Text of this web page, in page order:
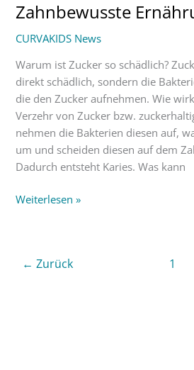
Zahnbewusste
CURVAKIDS News
Warum ist Zucker so schädlich?
direkt schädlich, sondern die
die den Zucker aufnehmen. Wie
Verzehr von Zucker bzw.
nehmen die Bakterien diesen auf,
um und scheiden diesen auf dem
Dadurch entsteht Karies. Was kann
Zahnbewusste
Weiterlesen »
← Zurück 1